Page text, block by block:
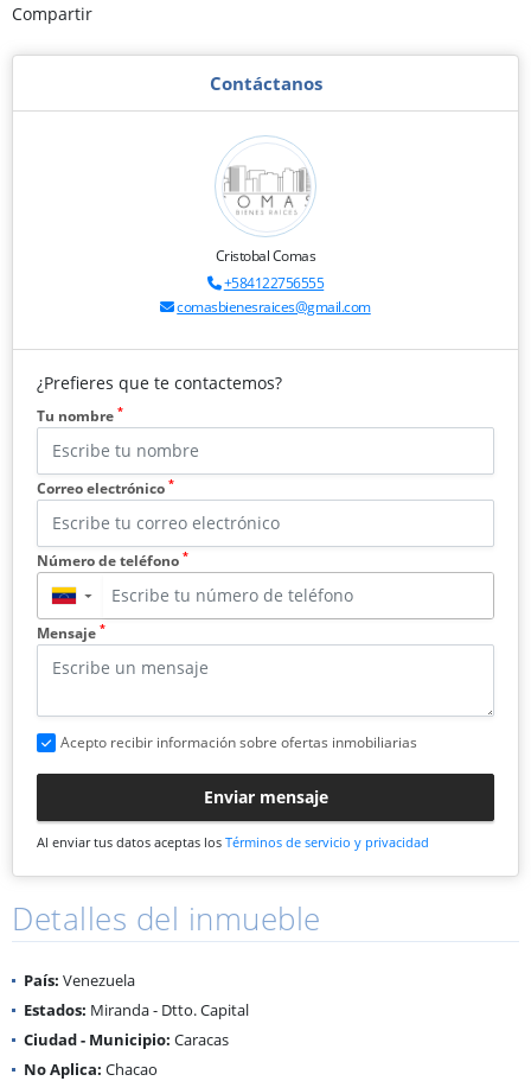
Compartir
Contáctanos
Cristobal Comas
+584122756555
comasbienesraices@gmail.com
¿Prefieres que te contactemos?
Tu nombre *
Correo electrónico *
Número de teléfono *
▼
Mensaje *
Acepto recibir información sobre ofertas inmobiliarias
Enviar mensaje
Al enviar tus datos aceptas los Términos de servicio y privacidad
Detalles del inmueble
País: Venezuela
Estados: Miranda - Dtto. Capital
Ciudad - Municipio: Caracas
No Aplica: Chacao